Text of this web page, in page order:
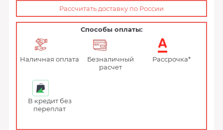
Рассчитать доставку по России
Способы оплаты:
Наличная оплата
Безналичный
расчет
Рассрочка*
В кредит без
переплат